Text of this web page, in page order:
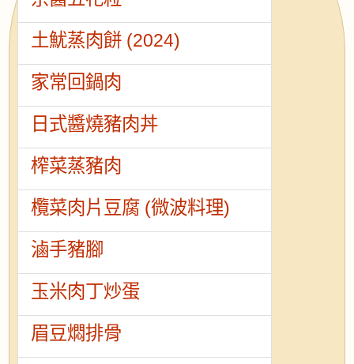
土魷蒸肉餅 (2024)
家常回鍋肉
日式醬燒豬肉丼
榨菜蒸豬肉
欖菜肉片豆腐 (微波料理)
滷手豬腳
玉米肉丁炒蛋
眉豆燜排骨